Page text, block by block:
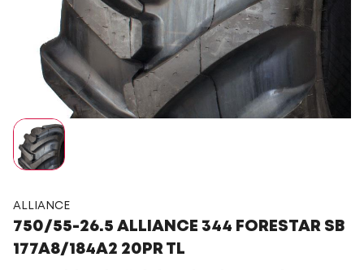
ALLIANCE
750/55-26.5 ALLIANCE 344 FORESTAR SB
177A8/184A2 20PR TL